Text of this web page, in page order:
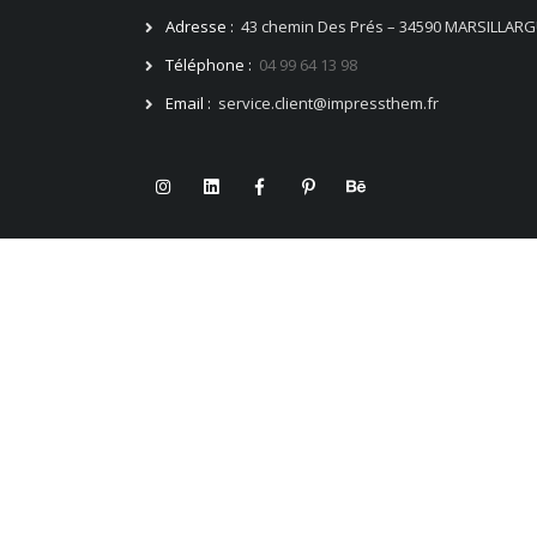
Adresse : 43 chemin Des Prés – 34590
Téléphone : 04 99 64 13 98
Email : service.client@impressthem.fr